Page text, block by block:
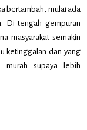
bertambah, mulai ada
Di tengah gempuran
masyarakat semakin
ketinggalan dan yang
murah supaya lebih